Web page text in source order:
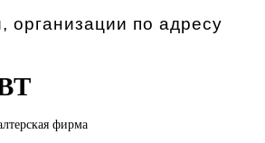
организации по адресу
фирма